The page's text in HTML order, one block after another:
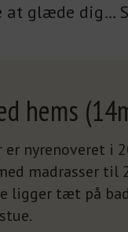
at glæde dig…
hems
nyrenoveret i
madrasser til
ligger tæt på